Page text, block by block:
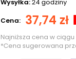
Wysyłka:24 godziny
Cena: 37,74 zł
Najniższa cena w ciągu
*Cena sugerowana